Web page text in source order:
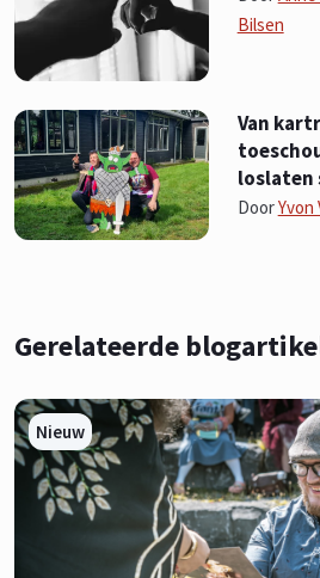
Bilsen
Van
loslaten
DoorYvon
Gerelateerde
Nieuw